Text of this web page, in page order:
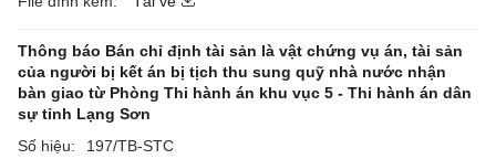
Thông báo Bán chỉ định tài sản là vật chứng vụ án, tài sản
của người bị kết án bị tịch thu sung quỹ nhà nước nhận
bàn giao từ Phòng Thi hành án khu vục 5 - Thi hành án dân
sự tỉnh Lạng Sơn
Số hiệu:
197/TB-STC